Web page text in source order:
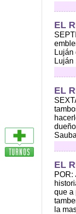
EL
Luján
EL
EL
POR:
que a
la